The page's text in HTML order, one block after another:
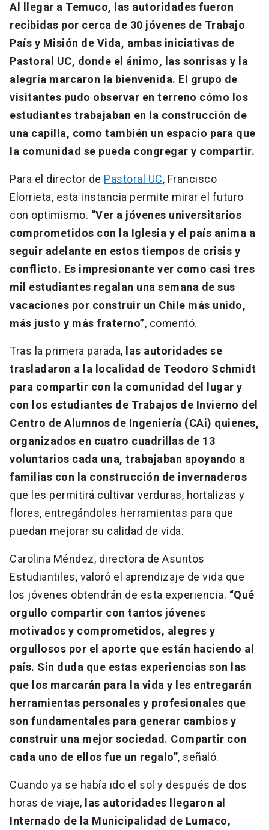
Al llegar a Temuco, las autoridades fueron
recibidas por cerca de 30 jóvenes de Trabajo
País y Misión de Vida, ambas iniciativas de
Pastoral UC, donde el ánimo, las sonrisas y la
alegría marcaron la bienvenida. El grupo de
visitantes pudo observar en terreno cómo los
estudiantes trabajaban en la construcción de
una capilla, como también un espacio para que
la comunidad se pueda congregar y compartir.
Para el director de Pastoral UC, Francisco
Elorrieta, esta instancia permite mirar el futuro
con optimismo. “Ver a jóvenes universitarios
comprometidos con la Iglesia y el país anima a
seguir adelante en estos tiempos de crisis y
conflicto. Es impresionante ver como casi tres
mil estudiantes regalan una semana de sus
vacaciones por construir un Chile más unido,
más justo y más fraterno”, comentó.
Tras la primera parada, las autoridades se
trasladaron a la localidad de Teodoro Schmidt
para compartir con la comunidad del lugar y
con los estudiantes de Trabajos de Invierno del
Centro de Alumnos de Ingeniería (CAi) quienes,
organizados en cuatro cuadrillas de 13
voluntarios cada una, trabajaban apoyando a
familias con la construcción de invernaderos
que les permitirá cultivar verduras, hortalizas y
flores, entregándoles herramientas para que
puedan mejorar su calidad de vida.
Carolina Méndez, directora de Asuntos
Estudiantiles, valoró el aprendizaje de vida que
los jóvenes obtendrán de esta experiencia. “Qué
orgullo compartir con tantos jóvenes
motivados y comprometidos, alegres y
orgullosos por el aporte que están haciendo al
país. Sin duda que estas experiencias son las
que los marcarán para la vida y les entregarán
herramientas personales y profesionales que
son fundamentales para generar cambios y
construir una mejor sociedad. Compartir con
cada uno de ellos fue un regalo”, señaló.
Cuando ya se había ido el sol y después de dos
horas de viaje, las autoridades llegaron al
Internado de la Municipalidad de Lumaco,